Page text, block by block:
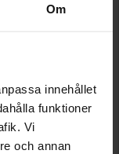
Om
innehållet
funktioner
Vi
och annan
i äkta förgyllt silver